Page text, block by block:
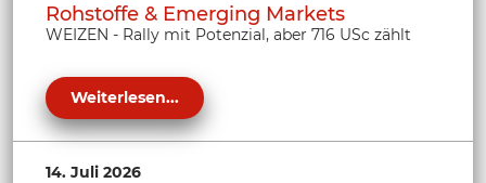
Rohstoffe & Emerging Markets
WEIZEN - Rally mit Potenzial, aber 716 USc zählt
Weiterlesen...
14. Juli 2026